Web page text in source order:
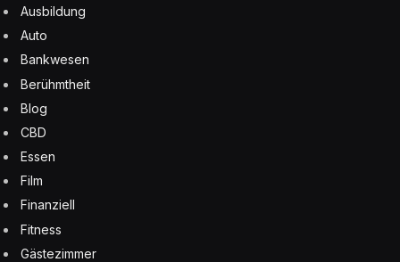
Ausbildung
Auto
Bankwesen
Berühmtheit
Blog
CBD
Essen
Film
Finanziell
Fitness
Gästezimmer